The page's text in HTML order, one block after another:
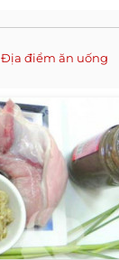
Địa điểm ăn uống